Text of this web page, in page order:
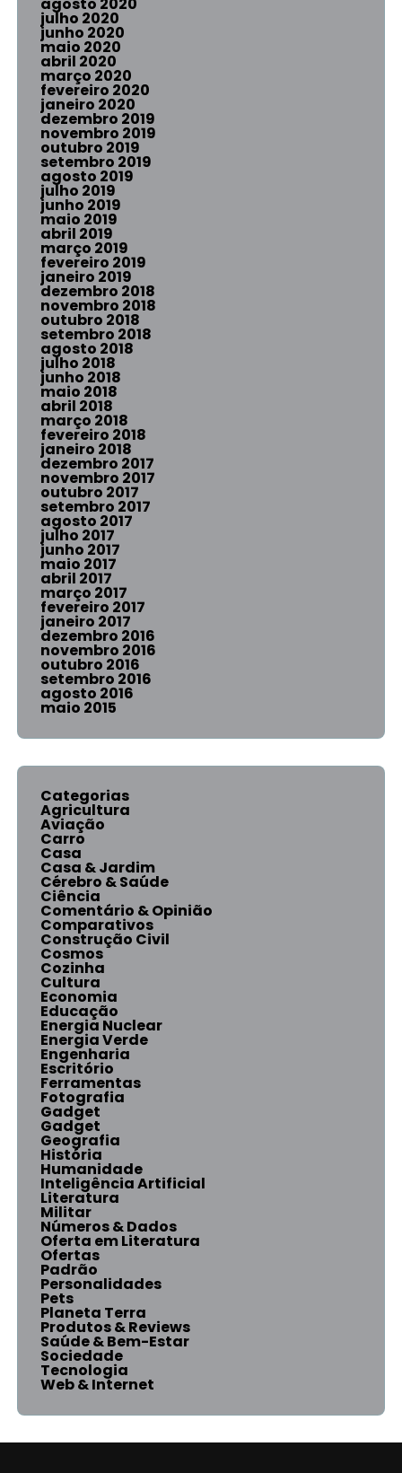
julho 2020
junho 2020
maio 2020
abril 2020
março 2020
fevereiro 2020
janeiro 2020
dezembro 2019
novembro 2019
outubro 2019
setembro 2019
agosto 2019
julho 2019
junho 2019
maio 2019
abril 2019
março 2019
fevereiro 2019
janeiro 2019
dezembro 2018
novembro 2018
outubro 2018
setembro 2018
agosto 2018
julho 2018
junho 2018
maio 2018
abril 2018
março 2018
fevereiro 2018
janeiro 2018
dezembro 2017
novembro 2017
outubro 2017
setembro 2017
agosto 2017
julho 2017
junho 2017
maio 2017
abril 2017
março 2017
fevereiro 2017
janeiro 2017
dezembro 2016
novembro 2016
outubro 2016
setembro 2016
agosto 2016
maio 2015
Categorias
Agricultura
Aviação
Carro
Casa
Casa & Jardim
Cérebro & Saúde
Ciência
Comentário & Opinião
Comparativos
Construção Civil
Cosmos
Cozinha
Cultura
Economia
Educação
Energia Nuclear
Energia Verde
Engenharia
Escritório
Ferramentas
Fotografia
Gadget
Gadget
Geografia
História
Humanidade
Inteligência Artificial
Literatura
Militar
Números & Dados
Oferta em Literatura
Ofertas
Padrão
Personalidades
Pets
Planeta Terra
Produtos & Reviews
Saúde & Bem-Estar
Sociedade
Tecnologia
Web & Internet